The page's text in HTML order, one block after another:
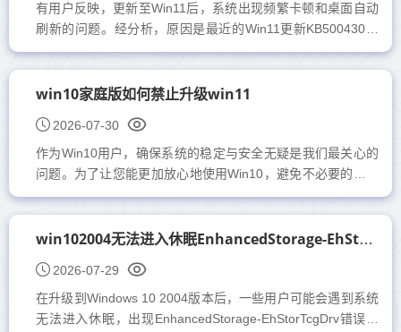
有用户反映，更新至Win11后，系统出现频繁卡顿和桌面自动
刷新的问题。经分析，原因是最近的Win11更新KB500430存
在一个BUG。幸运的是，通过卸载该更新即可解决问题。接下
来，跟随小编...
win10家庭版如何禁止升级win11
2026-07-30
作为Win10用户，确保系统的稳定与安全无疑是我们最关心的
问题。为了让您能更加放心地使用Win10，避免不必要的自动
更新影响系统运行，今天小编为大家带来一个实用的小技巧，
帮助您有...
win102004无法进入休眠EnhancedStorage-EhStorTcgDrv
2026-07-29
在升级到Windows 10 2004版本后，一些用户可能会遇到系统
无法进入休眠，出现EnhancedStorage-EhStorTcgDrv错误的